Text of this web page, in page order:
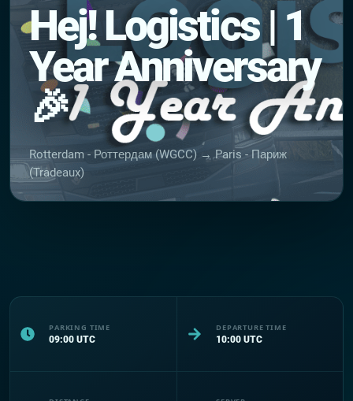
Hej! Logistics | 1
Year Anniversary
🎉
Rotterdam - Роттердам (WGCC) → Paris - Париж
(Tradeaux)
PARKING TIME
09:00 UTC
DEPARTURE TIME
10:00 UTC